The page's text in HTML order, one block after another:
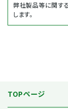
弊社製品等に関す
します。
TOPページ